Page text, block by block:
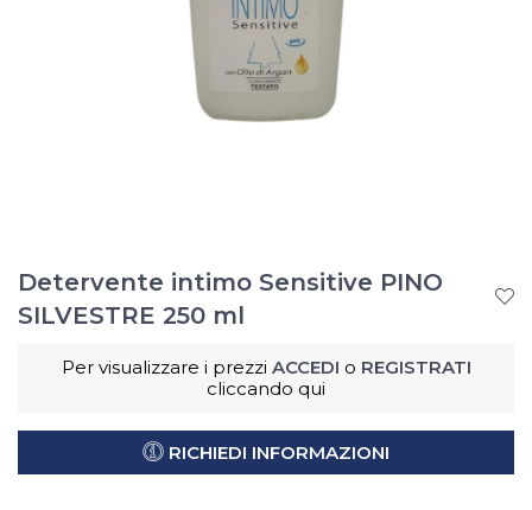
Detervente intimo Sensitive PINO
SILVESTRE 250 ml
Per visualizzare i prezzi ACCEDI o REGISTRATI
cliccando qui
RICHIEDI INFORMAZIONI